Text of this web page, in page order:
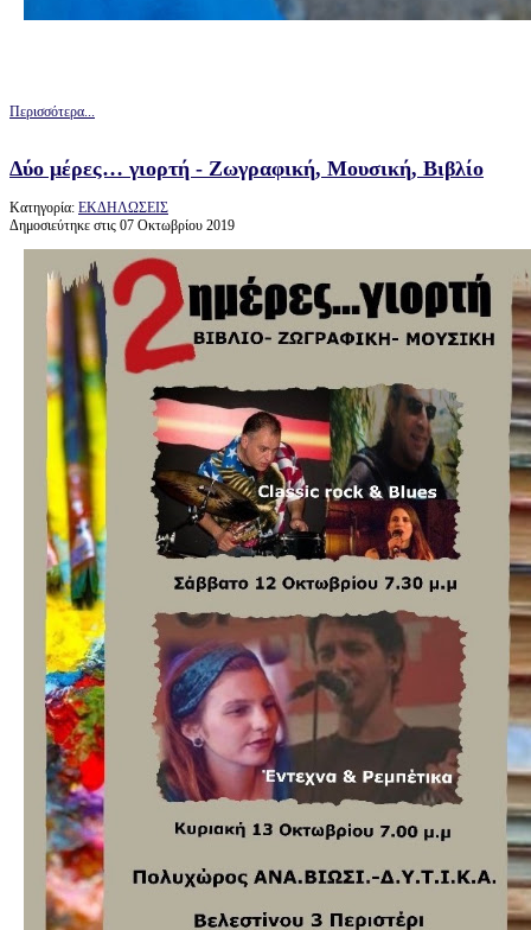
Περισσότερα...
Δύο μέρες… γιορτή - Ζωγραφική, Μουσική, Βιβλίο
Κατηγορία: ΕΚΔΗΛΩΣΕΙΣ
Δημοσιεύτηκε στις 07 Οκτωβρίου 2019